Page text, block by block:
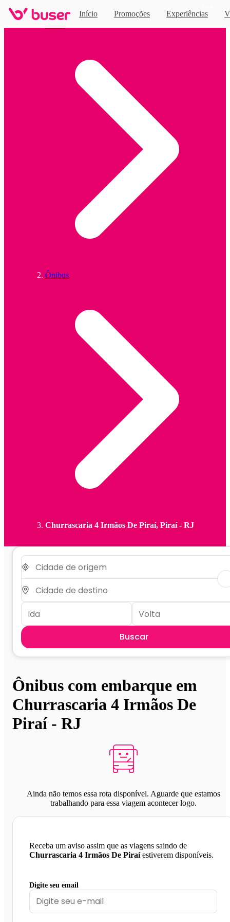
Início Promoções Experiências
Ônibus
Churrascaria 4 Irmãos De Piraí, Piraí - RJ
Buscar
Ônibus com embarque em
Churrascaria 4 Irmãos De
Piraí - RJ
Ainda não temos essa rota disponível. Aguarde que estamos
trabalhando para essa viagem acontecer logo.
Receba um aviso assim que as viagens saindo de
Churrascaria 4 Irmãos De Piraíestiverem disponíveis.
Digite seu email